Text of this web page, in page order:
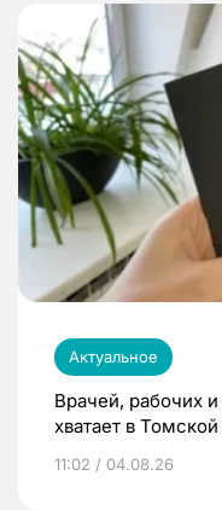
Актуальное
Врачей, рабочих
хватает в
11:02 / 04.08.26